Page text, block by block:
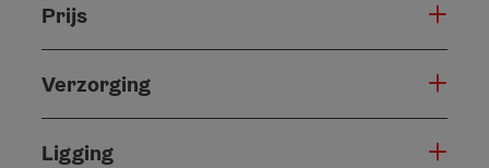
Prijs
Verzorging
Ligging